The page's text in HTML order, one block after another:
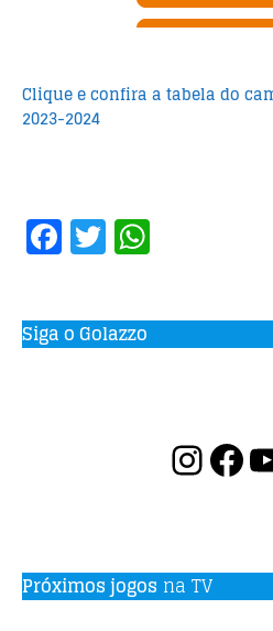
Clique e confira a tabela do
2023-2024
F
a
c
e
T
w
it
te
at
s
Siga o Golazzo
Próximos jogos na TV